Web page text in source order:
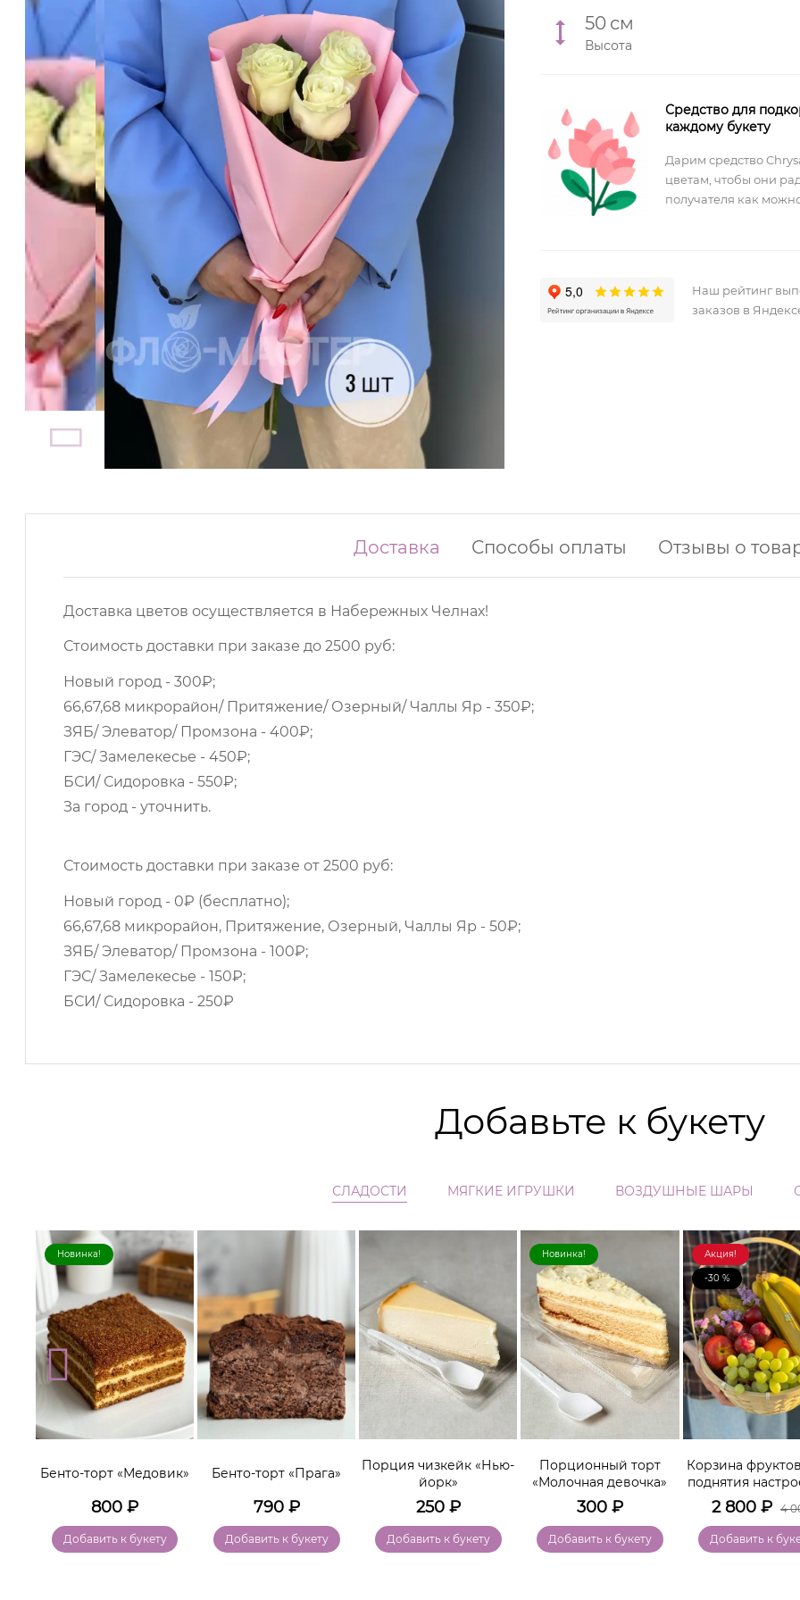
50 см
Высота
Средство для
каждому букету
Дарим средство
цветам, чтобы они
получателя как
Наш рейтинг
заказов в
Доставка Способы оплаты Отзывы о
Доставка цветов осуществляется в Набережных Челнах!
Стоимость доставки при заказе до 2500 руб:
Новый город - 300₽;
66,67,68 микрорайон/ Притяжение/ Озерный/ Чаллы Яр - 350₽;
ЗЯБ/ Элеватор/ Промзона - 400₽;
ГЭС/ Замелекесье - 450₽;
БСИ/ Сидоровка - 550₽;
За город - уточнить.
Стоимость доставки при заказе от 2500 руб:
Новый город - 0₽ (бесплатно);
66,67,68 микрорайон, Притяжение, Озерный, Чаллы Яр - 50₽;
ЗЯБ/ Элеватор/ Промзона - 100₽;
ГЭС/ Замелекесье - 150₽;
БСИ/ Сидоровка - 250₽
Добавьте к букету
СЛАДОСТИ МЯГКИЕ ИГРУШКИ ВОЗДУШНЫЕ ШАРЫ
Новинка!
Бенто-торт «Медовик»
800 ₽
Добавить к букету
Бенто-торт «Прага»
790₽
Добавить к букету
Порция чизкейк «Нью-
йорк»
250₽
Добавить к букету
Новинка!
Порционный торт
«Молочная девочка»
300₽
Добавить к букету
Акция!
-30 %
Корзина
поднятия
2 800 ₽ 4
Добавить к